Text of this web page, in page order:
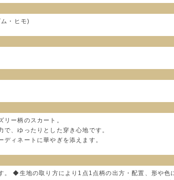
・ヒモ)
ー柄のスカート。
、ゆったりとした穿き心地です。
ィネートに華やぎを添えます。
。 ◆生地の取り方により1点1点柄の出方・配置、形や